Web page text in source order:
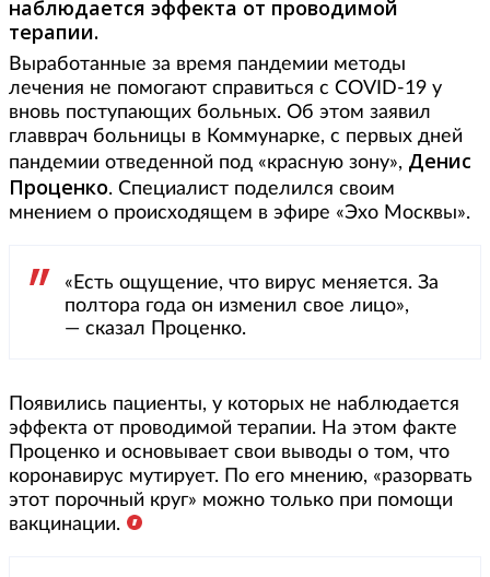
наблюдается эффекта от проводимой
терапии.
Выработанные за время пандемии методы
лечения не помогают справиться с COVID-19 у
вновь поступающих больных. Об этом заявил
главврач больницы в Коммунарке, с первых дней
пандемии отведенной под «красную зону», Денис
Проценко. Специалист поделился своим
мнением о происходящем в эфире «Эхо Москвы».
«Есть ощущение, что вирус меняется. За
полтора года он изменил свое лицо»,
— сказал Проценко.
Появились пациенты, у которых не наблюдается
эффекта от проводимой терапии. На этом факте
Проценко и основывает свои выводы о том, что
коронавирус мутирует. По его мнению, «разорвать
этот порочный круг» можно только при помощи
вакцинации.